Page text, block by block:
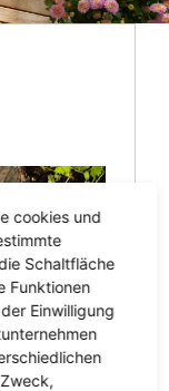
cookies und
Schaltfläche
Funktionen
Einwilligung